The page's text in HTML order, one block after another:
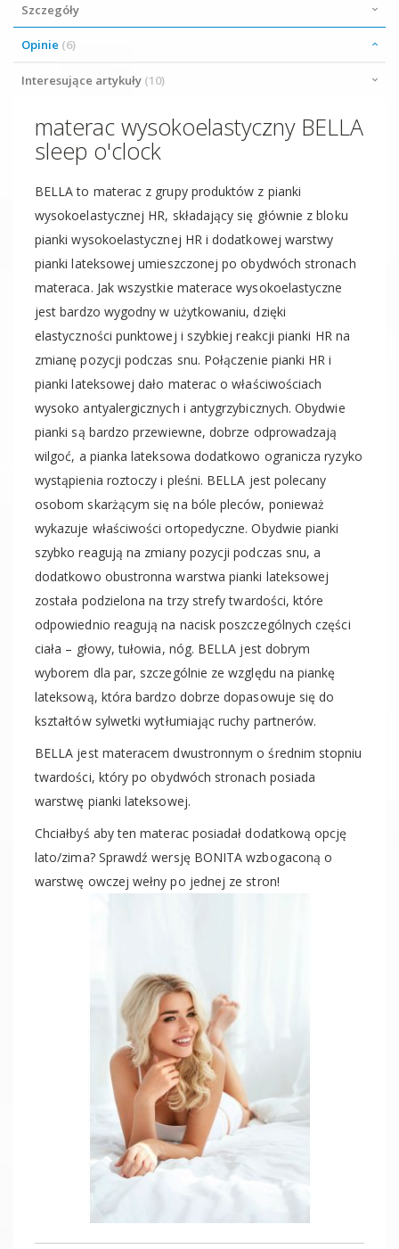
Szczegóły
Opinie 6
Interesujące artykuły 10
materac wysokoelastyczny BELLA
sleep o'clock
BELLA to materac z grupy produktów z pianki
wysokoelastycznej HR, składający się głównie z bloku
pianki wysokoelastycznej HR i dodatkowej warstwy
pianki lateksowej umieszczonej po obydwóch stronach
materaca. Jak wszystkie materace wysokoelastyczne
jest bardzo wygodny w użytkowaniu, dzięki
elastyczności punktowej i szybkiej reakcji pianki HR na
zmianę pozycji podczas snu. Połączenie pianki HR i
pianki lateksowej dało materac o właściwościach
wysoko antyalergicznych i antygrzybicznych. Obydwie
pianki są bardzo przewiewne, dobrze odprowadzają
wilgoć, a pianka lateksowa dodatkowo ogranicza ryzyko
wystąpienia roztoczy i pleśni. BELLA jest polecany
osobom skarżącym się na bóle pleców, ponieważ
wykazuje właściwości ortopedyczne. Obydwie pianki
szybko reagują na zmiany pozycji podczas snu, a
dodatkowo obustronna warstwa pianki lateksowej
została podzielona na trzy strefy twardości, które
odpowiednio reagują na nacisk poszczególnych części
ciała – głowy, tułowia, nóg. BELLA jest dobrym
wyborem dla par, szczególnie ze względu na piankę
lateksową, która bardzo dobrze dopasowuje się do
kształtów sylwetki wytłumiając ruchy partnerów.
BELLA jest materacem dwustronnym o średnim stopniu
twardości, który po obydwóch stronach posiada
warstwę pianki lateksowej.
Chciałbyś aby ten materac posiadał dodatkową opcję
lato/zima? Sprawdź wersję BONITA wzbogaconą o
warstwę owczej wełny po jednej ze stron!